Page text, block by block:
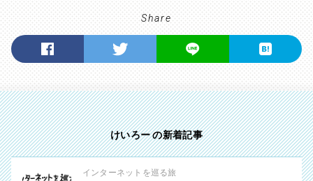
Share
けいろー の新着記事
インターネットを巡る旅